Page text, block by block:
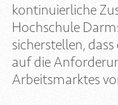
kontinuierliche
Hochschule
sicherstellen,
auf die
Arbeitsmarktes